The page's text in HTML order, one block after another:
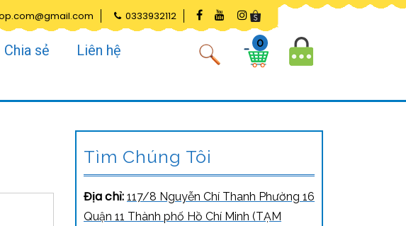
0333932112
Chia sẻ Liên hệ 0
Tìm Chúng Tôi
Địa chỉ: 117/8 Nguyễn Chí Thanh Phường 16
Quận 11 Thành phố Hồ Chí Minh (TẠM